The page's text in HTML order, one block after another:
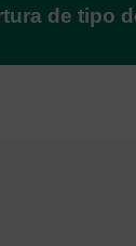
de tipo